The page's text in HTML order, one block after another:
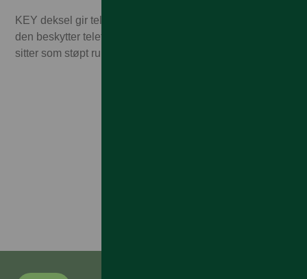
KEY deksel gir telefonen en ren utseende samtidig som
den beskytter telefonen din. Dette tynne silikondekselet
sitter som støpt rundt knappene.